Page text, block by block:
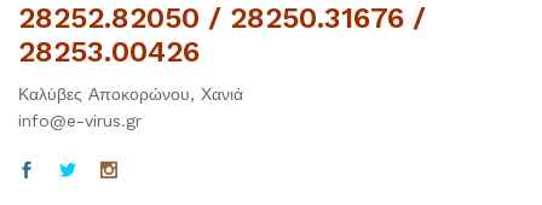
28252.82050 / 28250.31676 /
28253.00426
Καλύβες Αποκορώνου, Χανιά
info@e-virus.gr